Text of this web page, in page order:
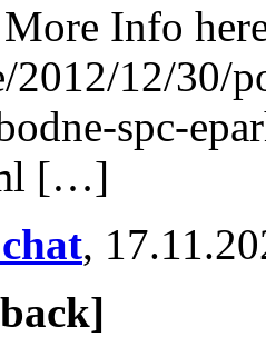
Info
2012/12/30/
spc-
[…]
,